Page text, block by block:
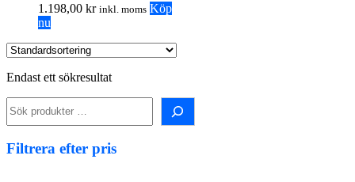
1.198,00 kr inkl. moms Köp
nu
Endast ett sökresultat
Filtrera efter pris